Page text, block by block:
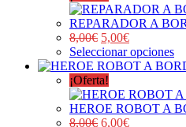
REPARADOR A
8,00€ 5,00€
Seleccionar opciones
¡Oferta!
HEROE ROBOT A
8,00€ 6,00€